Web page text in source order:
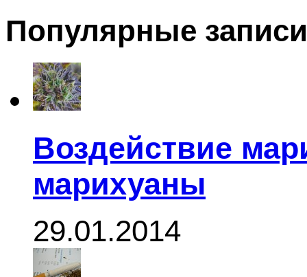
Популярные записи
Воздействие
марихуаны
29.01.2014